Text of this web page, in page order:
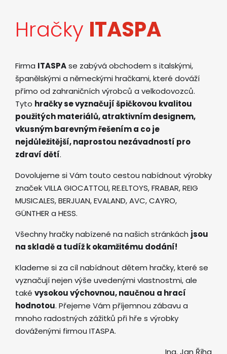
Hračky ITASPA
Firma ITASPAse zabývá obchodem s italskými,
španělskými a německými hračkami, které dováží
přímo od zahraničních výrobců a velkodovozců.
Tyto hračky se vyznačují špičkovou kvalitou
použitých materiálů, atraktivním designem,
vkusným barevným řešením a co je
nejdůležitější, naprostou nezávadností pro
zdraví dětí.
Dovolujeme si Vám touto cestou nabídnout výrobky
značek VILLA GIOCATTOLI, RE.ELTOYS, FRABAR, REIG
MUSICALES, BERJUAN, EVALAND, AVC, CAYRO,
GÜNTHER a HESS.
Všechny hračky nabízené na našich stránkách jsou
na skladě a tudíž k okamžitému dodání!
Klademe si za cíl nabídnout dětem hračky, které se
vyznačují nejen výše uvedenými vlastnostmi, ale
také vysokou výchovnou, naučnou a hrací
hodnotou. Přejeme Vám příjemnou zábavu a
mnoho radostných zážitků při hře s výrobky
dováženými firmou ITASPA.
Ing. Jan Říha